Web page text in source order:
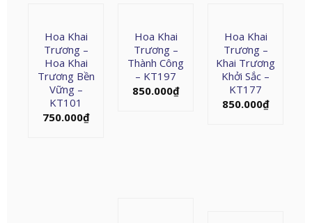
Hoa Khai
Trương –
Hoa Khai
Trương Bền
Vững –
KT101
750.000₫
Hoa Khai
Trương –
Thành Công
– KT197
850.000₫
Hoa Khai
Trương –
Khai Trương
Khởi Sắc –
KT177
850.000₫